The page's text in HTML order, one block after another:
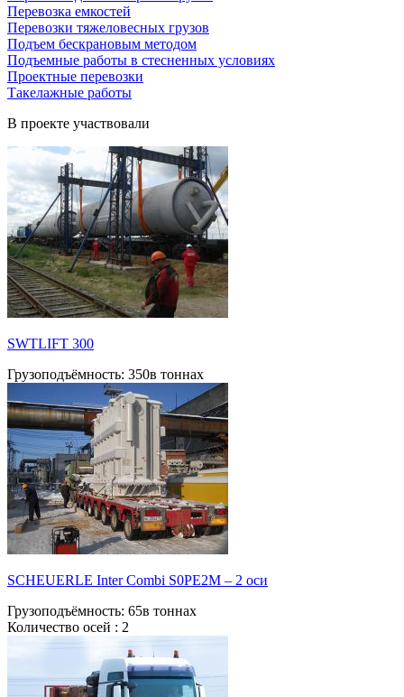
Перевозка емкостей
Перевозки тяжеловесных грузов
Подъем бескрановым методом
Подъемные работы в стесненных условиях
Проектные перевозки
Такелажные работы
В проекте участвовали
SWTLIFT 300
Грузоподъёмность: 350в тоннах
SCHEUERLE Inter Combi S0РЕ2М – 2 оси
Грузоподъёмность: 65в тоннах
Количество осей : 2